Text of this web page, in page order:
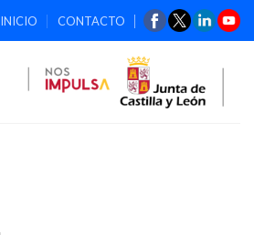
INICIO CONTACTO